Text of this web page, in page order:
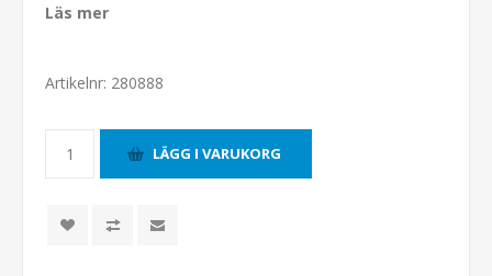
Läs mer
Artikelnr: 280888